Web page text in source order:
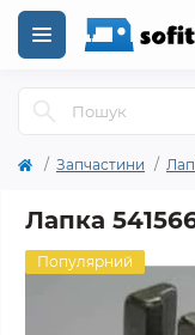
Запчастини
Лапка
Популярний